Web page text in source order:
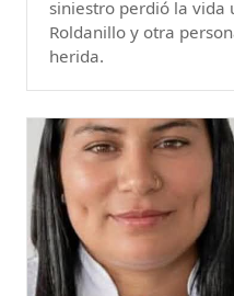
siniestro perdió la vida
Roldanillo y otra
herida.